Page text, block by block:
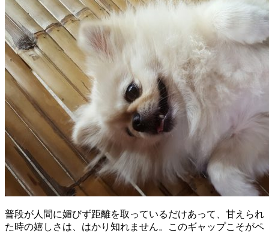
普段が人間に媚びず距離を取っているだけあって、甘えられ
た時の嬉しさは、はかり知れません。このギャップこそがペ